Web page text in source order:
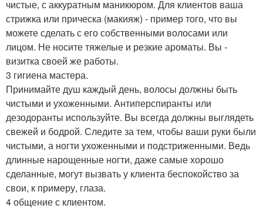
чистые, с аккуратным маникюром. Для клиентов ваша
стрижка или прическа (макияж) - пример того, что вы
можете сделать с его собственными волосами или
лицом. Не носите тяжелые и резкие ароматы. Вы -
визитка своей же работы.
3 гигиена мастера.
Принимайте душ каждый день, волосы должны быть
чистыми и ухоженными. Антиперспиранты или
дезодоранты используйте. Вы всегда должны выглядеть
свежей и бодрой. Следите за тем, чтобы ваши руки были
чистыми, а ногти ухоженными и подстриженными. Ведь
длинные нарощенные ногти, даже самые хорошо
сделанные, могут вызвать у клиента беспокойство за
свои, к примеру, глаза.
4 общение с клиентом.